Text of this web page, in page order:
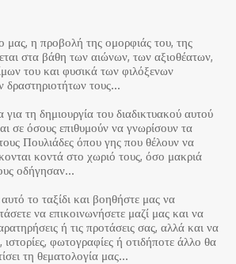
μας, η προβολή της ομορφιάς του, της
στα βάθη των αιώνων, των αξιοθέατων,
του και φυσικά των φιλόξενων
δραστηριοτήτων τους…
τη δημιουργία του διαδικτυακού αυτού
σε όσους επιθυμούν να γνωρίσουν τα
Πουλιάδες όπου γης που θέλουν να
κοντά στο χωριό τους, όσο μακριά
οδήγησαν…
το ταξίδι και βοηθήστε μας να
να επικοινωνήσετε μαζί μας και να
ή τις προτάσεις σας, αλλά και να
ιστορίες, φωτογραφίες ή οτιδήποτε άλλο θα
τη θεματολογία μας…